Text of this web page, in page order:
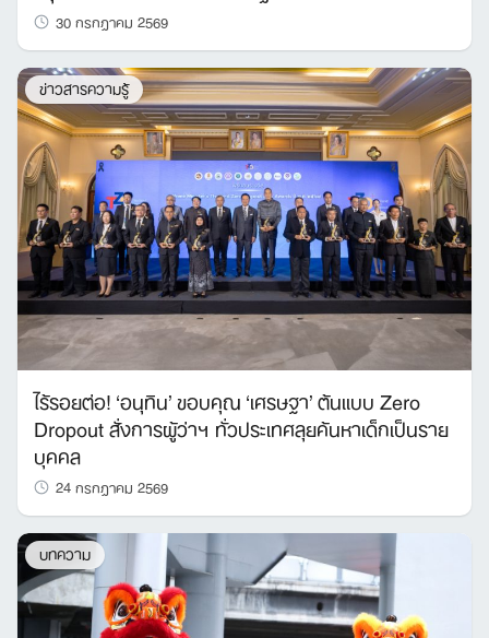
30 กรกฎาคม 2569
ข่าวสารความรู้
ไร้รอยต่อ! ‘อนุทิน’ ขอบคุณ ‘เศรษฐา’ ต้นแบบ Zero
Dropout สั่งการผู้ว่าฯ ทั่วประเทศลุยค้นหาเด็กเป็นราย
บุคคล
24 กรกฎาคม 2569
บทความ